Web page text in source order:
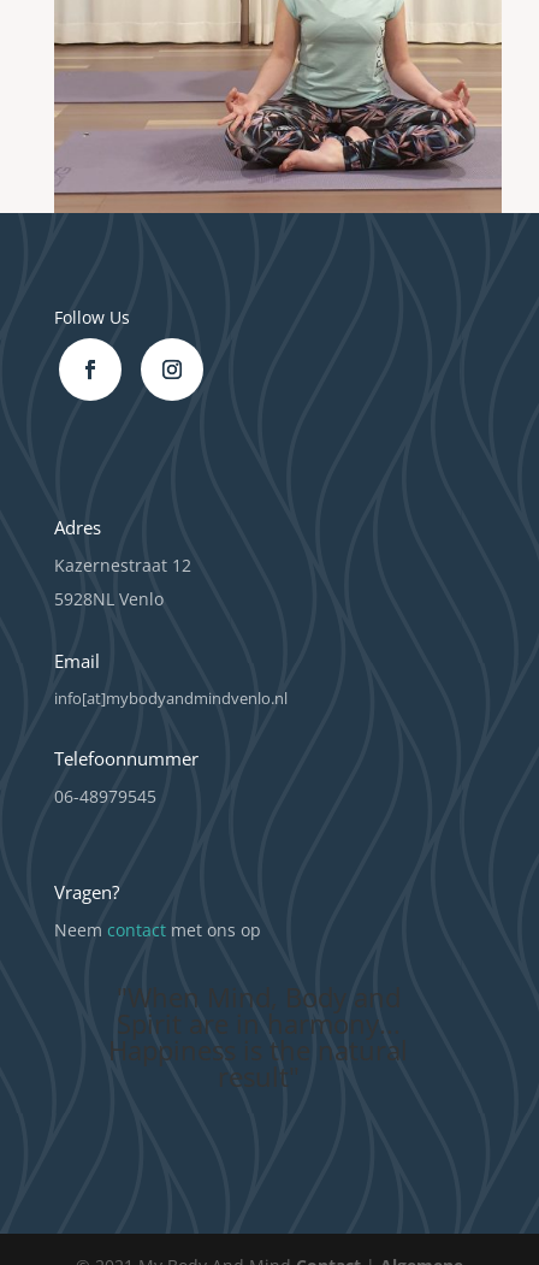
Follow Us
Adres
Kazernestraat 12
5928NL Venlo
Email
info[at]mybodyandmindvenlo.nl
Telefoonnummer
06-48979545
Vragen?
Neem contactmet ons op
"When Mind, Body and
Spirit are in harmony...
Happiness is the natural
result"